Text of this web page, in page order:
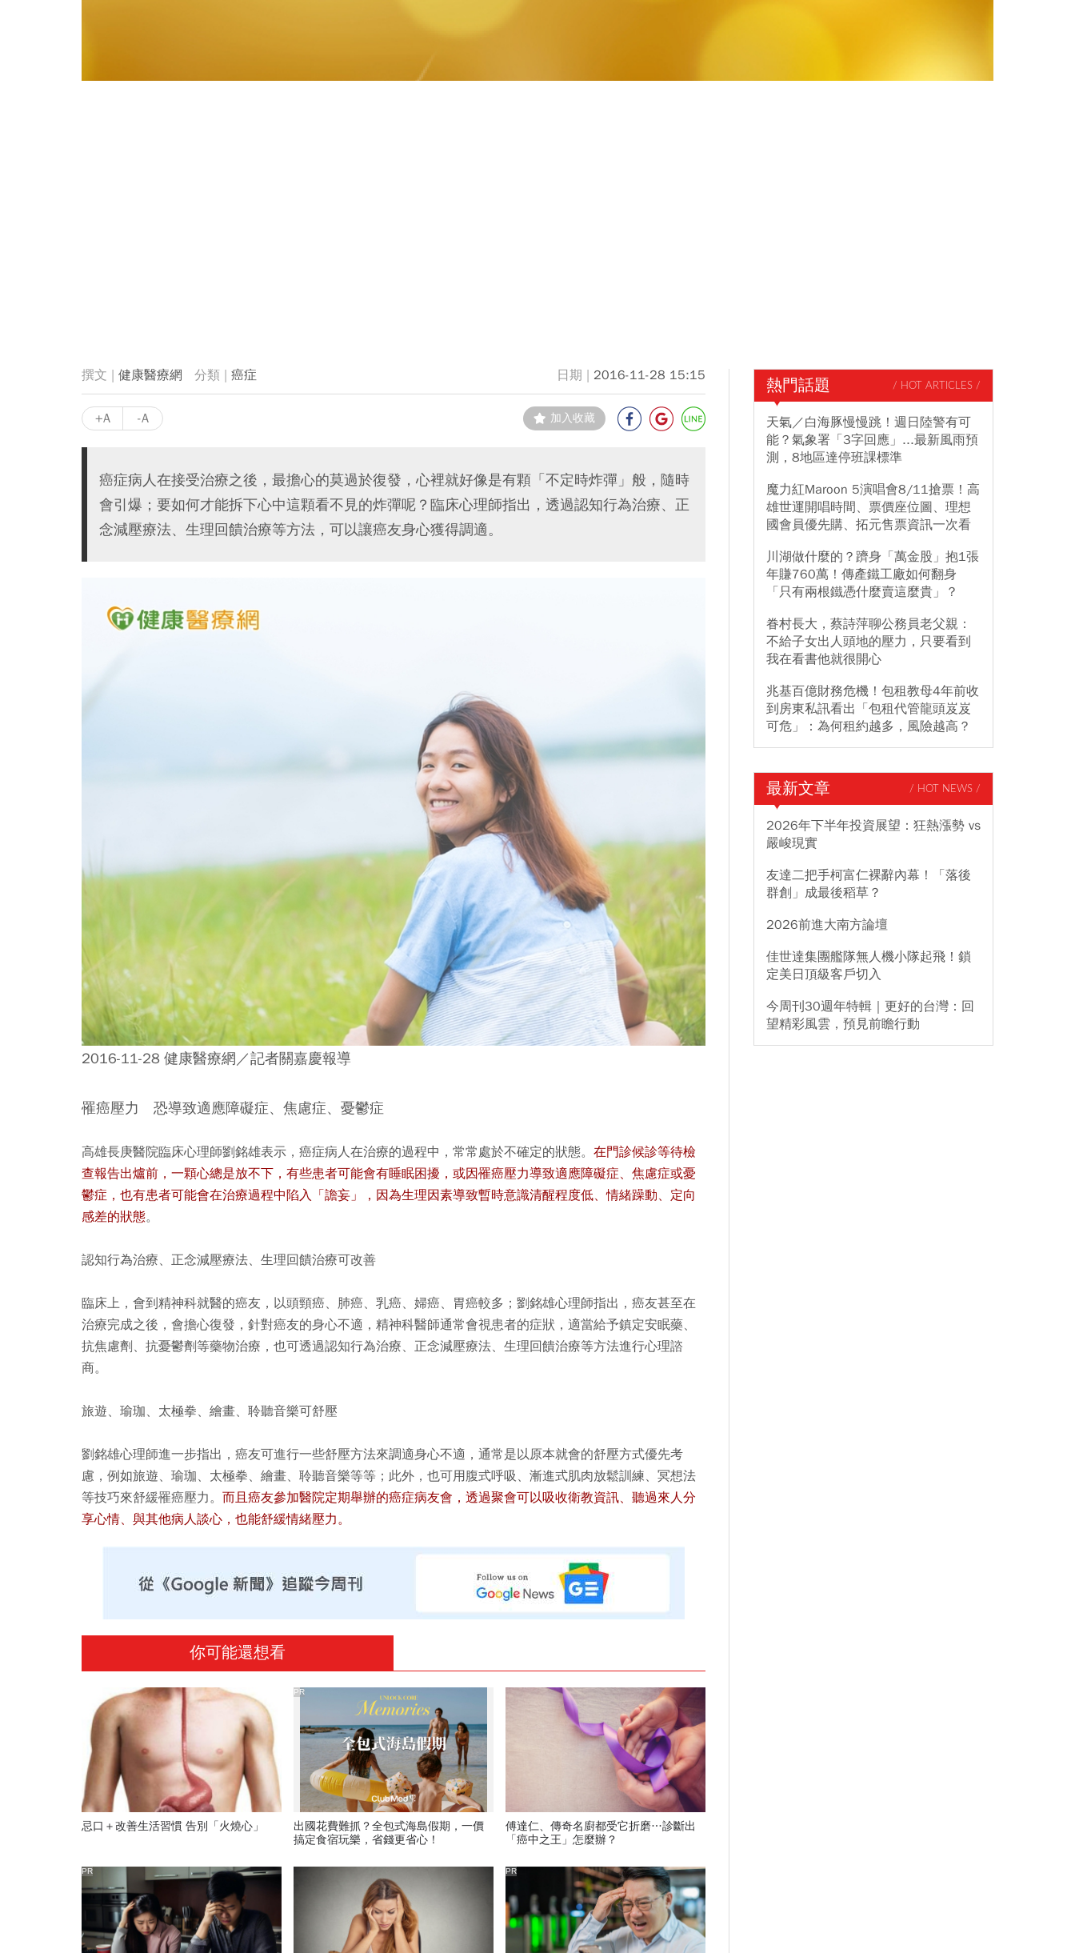
健康醫療網 癌症 2016-11-28 15:15
+A -A 加入收藏
癌症病人在接受治療之後，最擔心的莫過於復發，心裡就好像是有顆「不定時炸彈」般，隨時
會引爆；要如何才能拆下心中這顆看不見的炸彈呢？臨床心理師指出，透過認知行為治療、正
念減壓療法、生理回饋治療等方法，可以讓癌友身心獲得調適。
2016-11-28 健康醫療網／記者關嘉慶報導
罹癌壓力 恐導致適應障礙症、焦慮症、憂鬱症
高雄長庚醫院臨床心理師劉銘雄表示，癌症病人在治療的過程中，常常處於不確定的狀態。 在門診候診等待檢
查報告出爐前，一顆心總是放不下，有些患者可能會有睡眠困擾，或因罹癌壓力導致適應障礙症、焦慮症或憂
鬱症，也有患者可能會在治療過程中陷入「譫妄」，因為生理因素導致暫時意識清醒程度低、情緒躁動、定向
感差的狀態。
認知行為治療、正念減壓療法、生理回饋治療可改善
臨床上，會到精神科就醫的癌友，以頭頸癌、肺癌、乳癌、婦癌、胃癌較多；劉銘雄心理師指出，癌友甚至在
治療完成之後，會擔心復發，針對癌友的身心不適，精神科醫師通常會視患者的症狀，適當給予鎮定安眠藥、
抗焦慮劑、抗憂鬱劑等藥物治療，也可透過認知行為治療、正念減壓療法、生理回饋治療等方法進行心理諮
商。
旅遊、瑜珈、太極拳、繪畫、聆聽音樂可舒壓
劉銘雄心理師進一步指出，癌友可進行一些舒壓方法來調適身心不適，通常是以原本就會的舒壓方式優先考
慮，例如旅遊、瑜珈、太極拳、繪畫、聆聽音樂等等；此外，也可用腹式呼吸、漸進式肌肉放鬆訓練、冥想法
等技巧來舒緩罹癌壓力。 而且癌友參加醫院定期舉辦的癌症病友會，透過聚會可以吸收衛教資訊、聽過來人分
享心情、與其他病人談心，也能舒緩情緒壓力。
你可能還想看
忌口＋改善生活習慣 告別「火燒心」
出國花費難抓？全包式海島假期，一價
搞定食宿玩樂，省錢更省心！
PR
傅達仁、傳奇名廚都受它折磨…診斷出
「癌中之王」怎麼辦？
PR PR
熱門話題 / HOT ARTICLES /
天氣／白海豚慢慢跳！週日陸警有可
能？氣象署「3字回應」...最新風雨預
測，8地區達停班課標準
魔力紅Maroon 5演唱會8/11搶票！高
雄世運開唱時間、票價座位圖、理想
國會員優先購、拓元售票資訊一次看
川湖做什麼的？躋身「萬金股」抱1張
年賺760萬！傳產鐵工廠如何翻身
「只有兩根鐵憑什麼賣這麼貴」？
眷村長大，蔡詩萍聊公務員老父親：
不給子女出人頭地的壓力，只要看到
我在看書他就很開心
兆基百億財務危機！包租教母4年前收
到房東私訊看出「包租代管龍頭岌岌
可危」：為何租約越多，風險越高？
最新文章 / HOT NEWS /
2026年下半年投資展望：狂熱漲勢 vs
嚴峻現實
友達二把手柯富仁裸辭內幕！「落後
群創」成最後稻草？
2026前進大南方論壇
佳世達集團艦隊無人機小隊起飛！鎖
定美日頂級客戶切入
今周刊30週年特輯｜更好的台灣：回
望精彩風雲，預見前瞻行動